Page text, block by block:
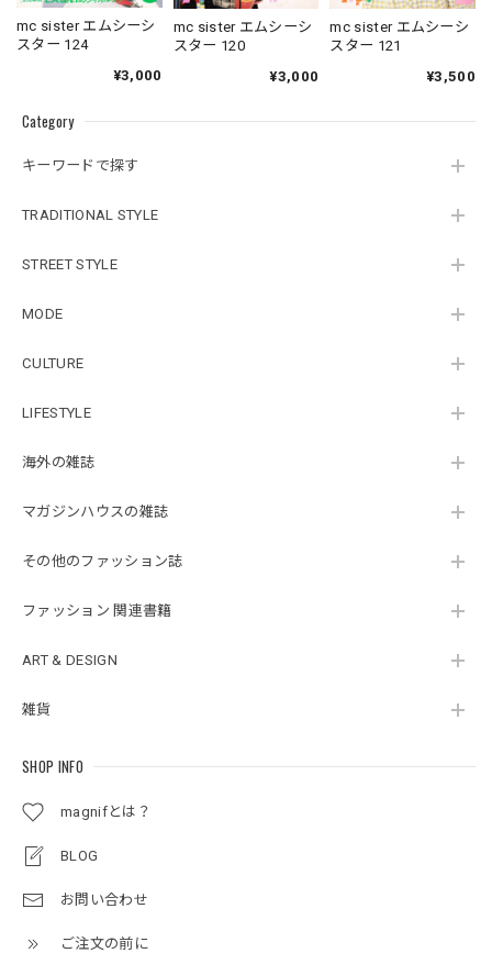
Category
キーワードで探す
TRADITIONAL STYLE
STREET STYLE
MODE
CULTURE
LIFESTYLE
海外の雑誌
マガジンハウスの雑誌
その他のファッション誌
ファッション 関連書籍
ART & DESIGN
雑貨
SHOP INFO
magnifとは？
BLOG
お問い合わせ
ご注文の前に
mc sister エムシーシ
スター 124
¥3,000
mc sister エムシーシ
スター 120
¥3,000
mc sister エムシーシ
スター 121
¥3,500